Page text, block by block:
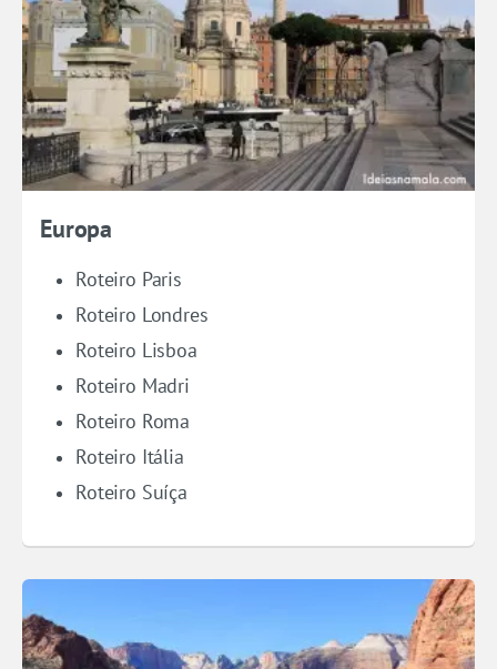
Europa
Roteiro Paris
Roteiro Londres
Roteiro Lisboa
Roteiro Madri
Roteiro Roma
Roteiro Itália
Roteiro Suíça